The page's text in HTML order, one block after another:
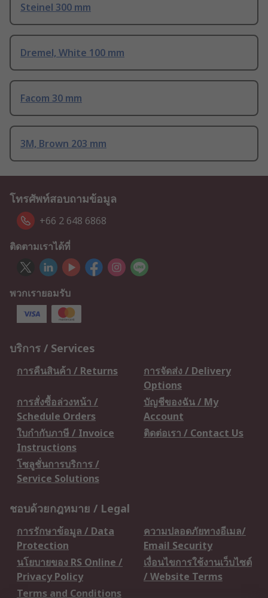
Steinel 300 mm
Dremel, White 100 mm
Facom 30 mm
3M, Brown 203 mm
โทรศัพท์สอบถามข้อมูล
+66 2 648 6868
ติดตามเราได้ที่
พวกเรายอมรับ
บริการ / Services
การคืนสินค้า / Returns
การจัดส่ง / Delivery
Options
การสั่งซื้อล่วงหน้า /
Schedule Orders
บัญชีของฉัน / My
Account
ใบกำกับภาษี / Invoice
Instructions
ติดต่อเรา / Contact Us
โซลูชั่นการบริการ /
Service Solutions
ชอบด้วยกฎหมาย / Legal
การรักษาข้อมูล / Data
Protection
ความปลอดภัยทางอีเมล/
Email Security
นโยบายของ RS Online /
Privacy Policy
เงื่อนไขการใช้งานเว็บไซต์
/ Website Terms
Terms and Conditions